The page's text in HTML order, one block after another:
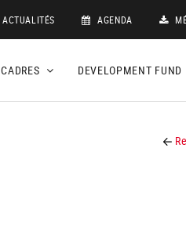
ACTUALITÉS AGENDA
CADRES DEVELOPMENT FUND